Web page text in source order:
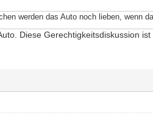
werden das Auto noch lieben, wenn
Diese Gerechtigkeitsdiskussion